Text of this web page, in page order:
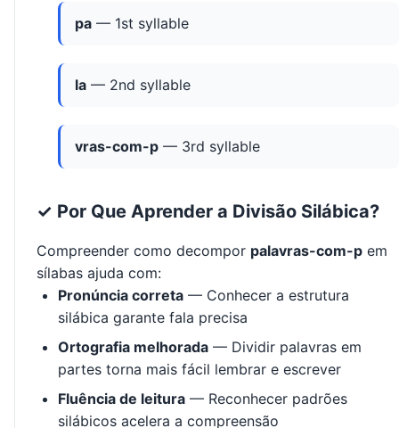
pa — 1st syllable
la — 2nd syllable
vras-com-p — 3rd syllable
✓ Por Que Aprender a Divisão Silábica?
Compreender como decompor palavras-com-p em
sílabas ajuda com:
Pronúncia correta — Conhecer a estrutura
silábica garante fala precisa
Ortografia melhorada — Dividir palavras em
partes torna mais fácil lembrar e escrever
Fluência de leitura — Reconhecer padrões
silábicos acelera a compreensão